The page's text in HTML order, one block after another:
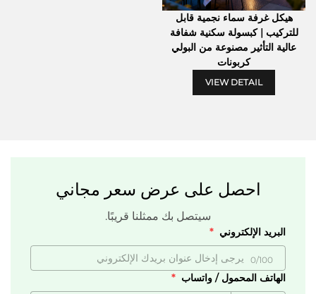
هيكل غرفة سماء نجمية قابل
للتركيب | كبسولة سكنية شفافة
عالية التأثير مصنوعة من البولي
كربونات
VIEW DETAIL
احصل على عرض سعر مجاني
سيتصل بك ممثلنا قريبًا.
البريد الإلكتروني
0/100
الهاتف المحمول / واتساب